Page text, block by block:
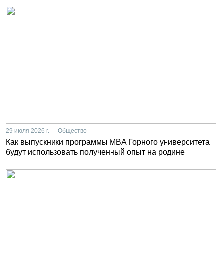
29 июля 2026 г. — Общество
Как выпускники программы MBA Горного университета
будут использовать полученный опыт на родине